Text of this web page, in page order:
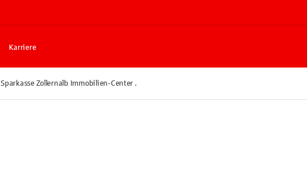
Karriere
Sparkasse Zollernalb Immobilien-Center .